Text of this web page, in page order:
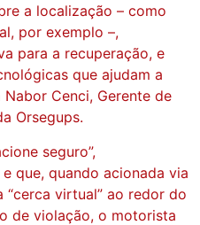
a localização – como
por exemplo –,
para a recuperação, e
que ajudam a
Cenci, Gerente de
Orsegups.
seguro”,
que, quando acionada via
virtual” ao redor do
de violação, o motorista